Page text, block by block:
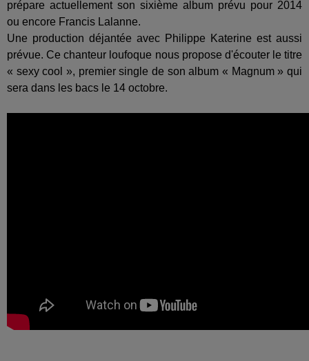
prépare actuellement son sixième album prévu pour 2014
ou encore Francis Lalanne.
Une production déjantée avec Philippe Katerine est aussi
prévue. Ce chanteur loufoque nous propose d'écouter le titre
« sexy cool », premier single de son album « Magnum » qui
sera dans les bacs le 14 octobre.